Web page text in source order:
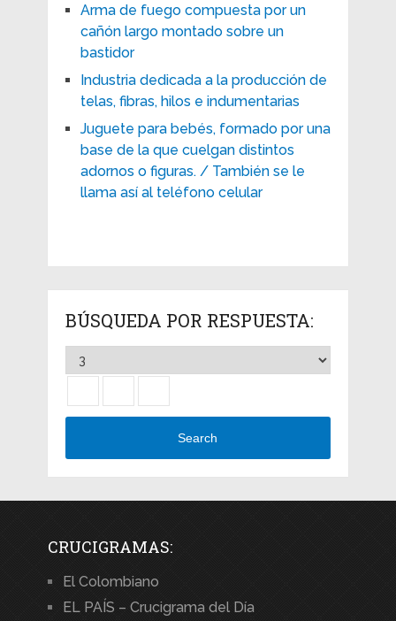
Arma de fuego compuesta por un
cañón largo montado sobre un
bastidor
Industria dedicada a la producción de
telas, fibras, hilos e indumentarias
Juguete para bebés, formado por una
base de la que cuelgan distintos
adornos o figuras. / También se le
llama así al teléfono celular
BÚSQUEDA POR RESPUESTA:
Search
CRUCIGRAMAS:
El Colombiano
EL PAÍS – Crucigrama del Día